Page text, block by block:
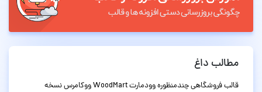
مطالب داغ
قالب فروشگاهی چندمنظوره وودمارت WoodMart ووکامرس نسخه